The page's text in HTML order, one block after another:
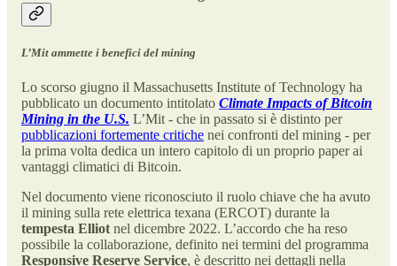
L’Mit ammette i benefici del mining
Lo scorso giugno il Massachusetts Institute of Technology ha
pubblicato un documento intitolato Climate Impacts of Bitcoin
Mining in the U.S. L’Mit - che in passato si è distinto per
pubblicazioni fortemente critiche nei confronti del mining - per
la prima volta dedica un intero capitolo di un proprio paper ai
vantaggi climatici di Bitcoin.
Nel documento viene riconosciuto il ruolo chiave che ha avuto
il mining sulla rete elettrica texana (ERCOT) durante la
tempesta Elliot nel dicembre 2022. L’accordo che ha reso
possibile la collaborazione, definito nei termini del programma
Responsive Reserve Service, è descritto nei dettagli nella